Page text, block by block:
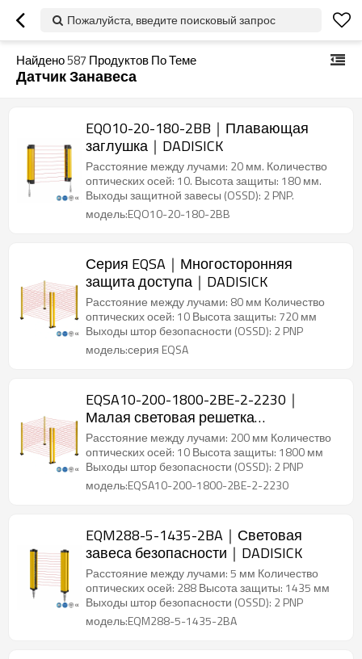
Пожалуйста, введите поисковый запрос
Найдено587 Продуктов По Теме
Датчик Занавеса
EQO10-20-180-2BB｜Плавающая
заглушка｜DADISICK
Расстояние между лучами: 20 мм. Количество
оптических осей: 10. Высота защиты: 180 мм.
Выходы защитной завесы (OSSD): 2 PNP.
модель:EQO10-20-180-2BB
Серия EQSA｜Многосторонняя
защита доступа｜DADISICK
Расстояние между лучами: 80 мм Количество
оптических осей: 10 Высота защиты: 720 мм
Выходы штор безопасности (OSSD): 2 PNP
модель:серия EQSA
EQSA10-200-1800-2BE-2-2230｜
Малая световая решетка
безопасности｜DADISICK
Расстояние между лучами: 200 мм Количество
оптических осей: 10 Высота защиты: 1800 мм
Выходы штор безопасности (OSSD): 2 PNP
модель:EQSA10-200-1800-2BE-2-2230
EQM288-5-1435-2BA｜Световая
завеса безопасности｜DADISICK
Расстояние между лучами: 5 мм Количество
оптических осей: 288 Высота защиты: 1435 мм
Выходы штор безопасности (OSSD): 2 PNP
модель:EQM288-5-1435-2BA